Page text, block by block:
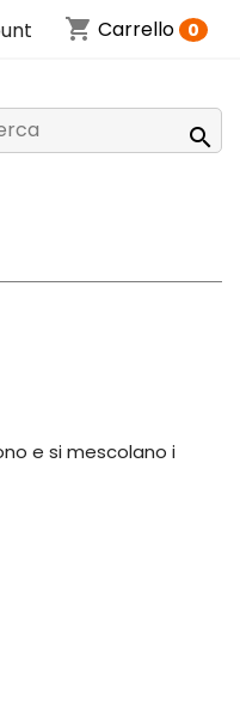
shopping_cart Carrello 0

e si mescolano i